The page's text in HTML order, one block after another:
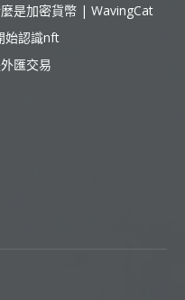
麼是加密貨幣 | WavingCat
始認識nft
匯交易